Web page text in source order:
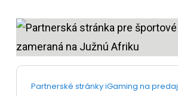
Partnerské stránky iGaming na predaj